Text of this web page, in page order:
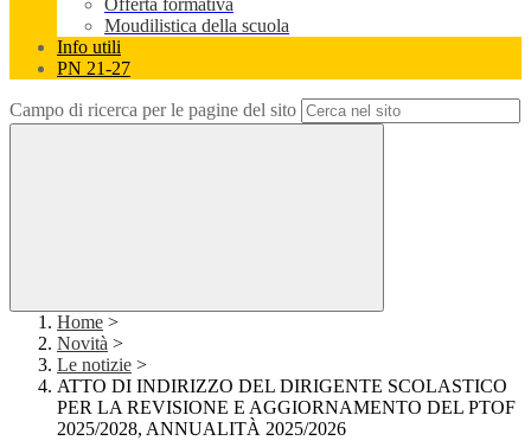
Offerta formativa
Moudilistica della scuola
Info utili
PN 21-27
Campo di ricerca per le pagine del sito
Home >
Novità >
Le notizie >
ATTO DI INDIRIZZO DEL DIRIGENTE SCOLASTICO
PER LA REVISIONE E AGGIORNAMENTO DEL PTOF
2025/2028, ANNUALITÀ 2025/2026